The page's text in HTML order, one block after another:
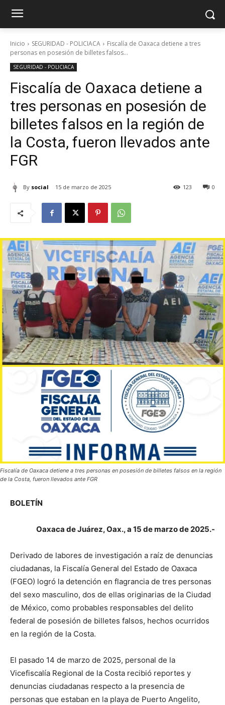
Inicio SEGURIDAD - POLICIACA
Fiscalía de Oaxaca detiene a tres
personas en posesión de billetes falsos...
SEGURIDAD - POLICIACA
Fiscalía de Oaxaca detiene a
tres personas en posesión de
billetes falsos en la región de
la Costa, fueron llevados ante
FGR
By social 15 de marzo de 2025 0
123
Fiscalía de Oaxaca detiene a tres personas en posesión de billetes falsos en la región
de la Costa, fueron llevados ante FGR
BOLETÍN
Oaxaca de Juárez, Oax., a 15 de marzo de 2025.-
Derivado de labores de investigación a raíz de denuncias
ciudadanas, la Fiscalía General del Estado de Oaxaca
(FGEO) logró la detención en flagrancia de tres personas
del sexo masculino, dos de ellas originarias de la Ciudad
de México, como probables responsables del delito
federal de posesión de billetes falsos, hechos ocurridos
en la región de la Costa.
El pasado 14 de marzo de 2025, personal de la
Vicefiscalía Regional de la Costa recibió reportes y
denuncias ciudadanas respecto a la presencia de
personas que estaban en la playa de Puerto Angelito,